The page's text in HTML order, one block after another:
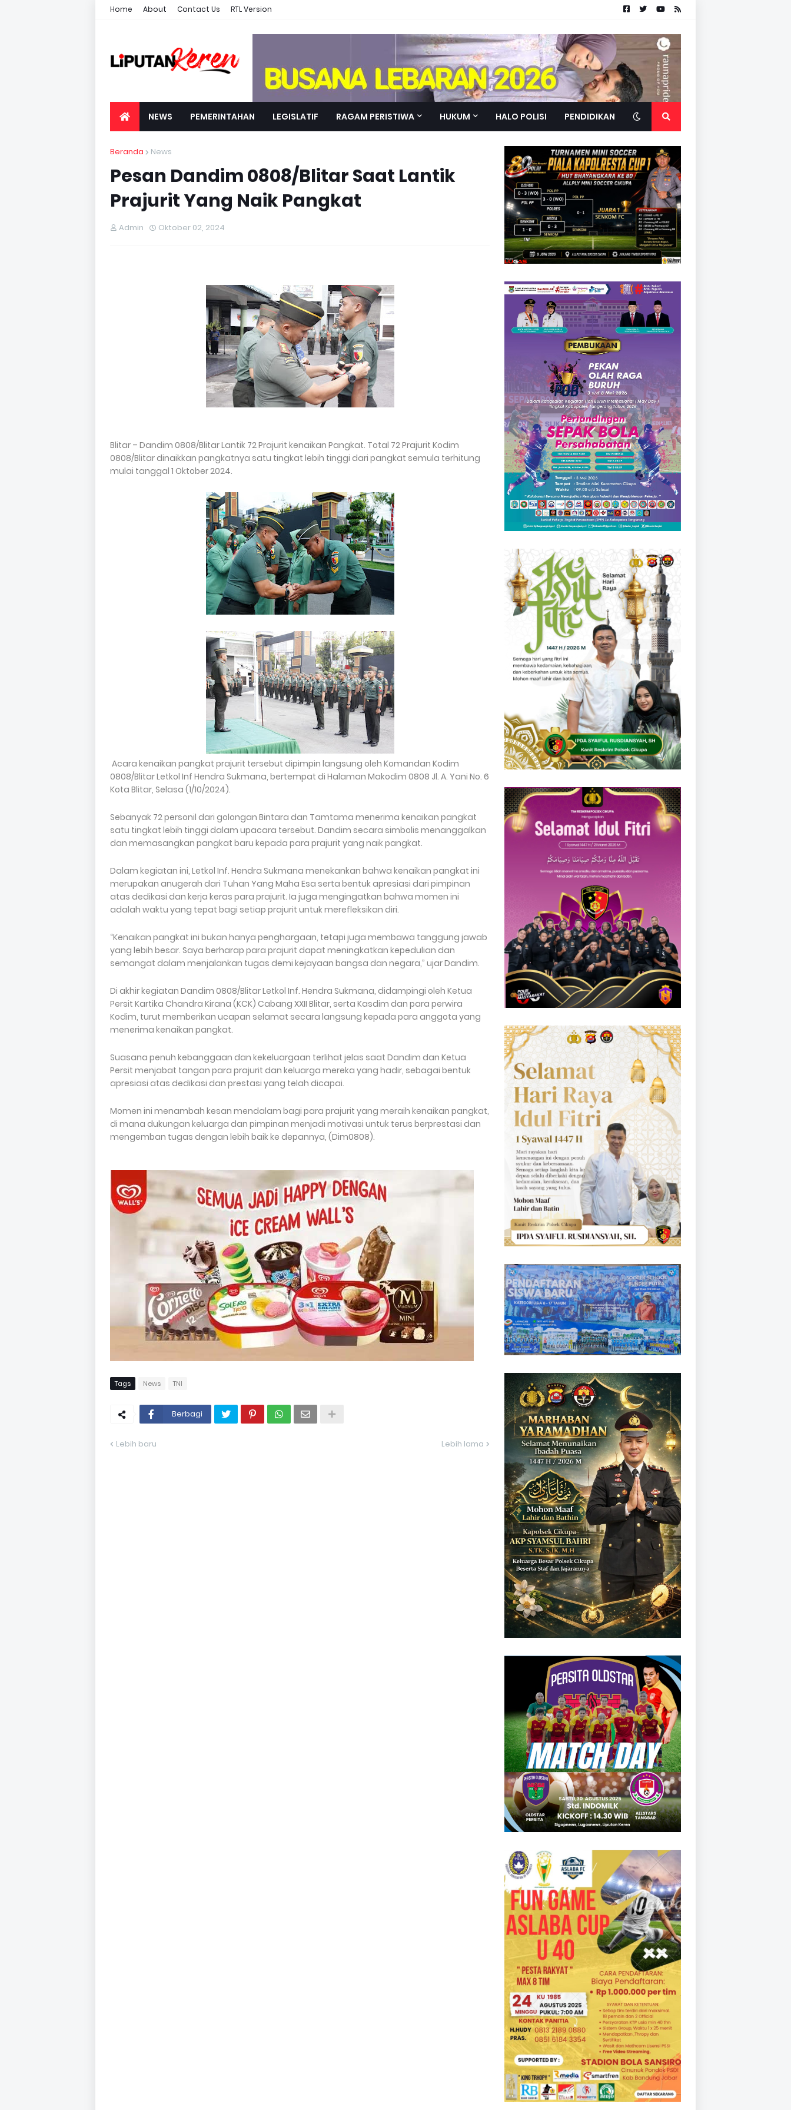
Home About Contact Us RTL Version
NEWS PEMERINTAHAN LEGISLATIF RAGAM PERISTIWA HUKUM HALO POLISI PENDIDIKAN
Beranda News
Pesan Dandim 0808/Blitar Saat Lantik
Prajurit Yang Naik Pangkat
Admin Oktober 02, 2024
Blitar – Dandim 0808/Blitar Lantik 72 Prajurit kenaikan Pangkat. Total 72 Prajurit Kodim
0808/Blitar dinaikkan pangkatnya satu tingkat lebih tinggi dari pangkat semula terhitung
mulai tanggal 1 Oktober 2024.
Acara kenaikan pangkat prajurit tersebut dipimpin langsung oleh Komandan Kodim
0808/Blitar Letkol Inf Hendra Sukmana, bertempat di Halaman Makodim 0808 Jl. A. Yani No. 6
Kota Blitar, Selasa (1/10/2024).
Sebanyak 72 personil dari golongan Bintara dan Tamtama menerima kenaikan pangkat
satu tingkat lebih tinggi dalam upacara tersebut. Dandim secara simbolis menanggalkan
dan memasangkan pangkat baru kepada para prajurit yang naik pangkat.
Dalam kegiatan ini, Letkol Inf. Hendra Sukmana menekankan bahwa kenaikan pangkat ini
merupakan anugerah dari Tuhan Yang Maha Esa serta bentuk apresiasi dari pimpinan
atas dedikasi dan kerja keras para prajurit. Ia juga mengingatkan bahwa momen ini
adalah waktu yang tepat bagi setiap prajurit untuk merefleksikan diri.
“Kenaikan pangkat ini bukan hanya penghargaan, tetapi juga membawa tanggung jawab
yang lebih besar. Saya berharap para prajurit dapat meningkatkan kepedulian dan
semangat dalam menjalankan tugas demi kejayaan bangsa dan negara,” ujar Dandim.
Di akhir kegiatan Dandim 0808/Blitar Letkol Inf. Hendra Sukmana, didampingi oleh Ketua
Persit Kartika Chandra Kirana (KCK) Cabang XXII Blitar, serta Kasdim dan para perwira
Kodim, turut memberikan ucapan selamat secara langsung kepada para anggota yang
menerima kenaikan pangkat.
Suasana penuh kebanggaan dan kekeluargaan terlihat jelas saat Dandim dan Ketua
Persit menjabat tangan para prajurit dan keluarga mereka yang hadir, sebagai bentuk
apresiasi atas dedikasi dan prestasi yang telah dicapai.
Momen ini menambah kesan mendalam bagi para prajurit yang meraih kenaikan pangkat,
di mana dukungan keluarga dan pimpinan menjadi motivasi untuk terus berprestasi dan
mengemban tugas dengan lebih baik ke depannya, (Dim0808).
Tags News TNI
Berbagi
Lebih baru Lebih lama